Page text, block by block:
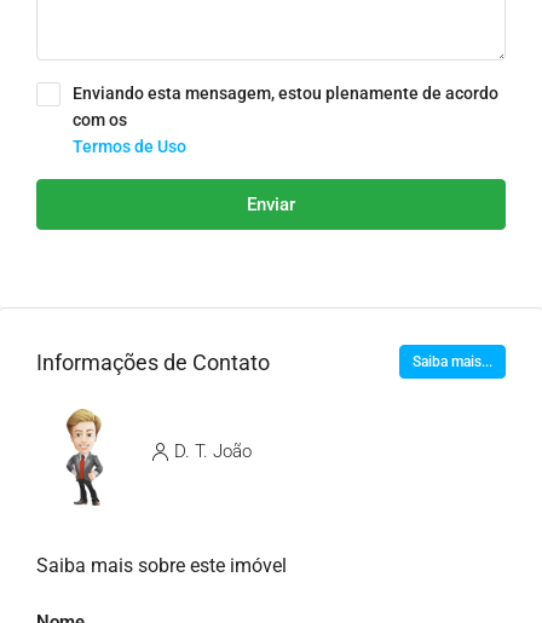
Enviando esta mensagem, estou plenamente de acordo
com os
Termos de Uso
Enviar
Informações de Contato Saiba mais...
D. T. João
Saiba mais sobre este imóvel